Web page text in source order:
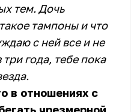
тем. Дочь
тампоны и что
с ней все и не
года, тебе пока
в отношениях с